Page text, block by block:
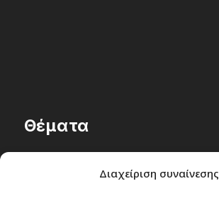
Διαχείριση συναίνεσης
Θέματα
Passenger στον κόσμο